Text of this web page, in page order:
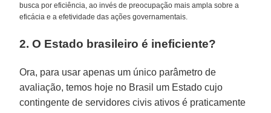
busca por eficiência, ao invés de preocupação mais ampla sobre a
eficácia e a efetividade das ações governamentais.
2. O Estado brasileiro é ineficiente?
Ora, para usar apenas um único parâmetro de
avaliação, temos hoje no Brasil um Estado cujo
contingente de servidores civis ativos é praticamente